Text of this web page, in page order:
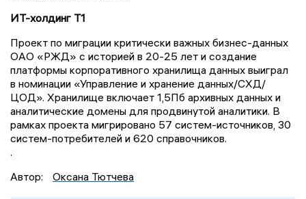
ИТ-холдинг Т1
Проект по миграции критически важных бизнес-данных
ОАО «РЖД» с историей в 20-25 лет и создание
платформы корпоративного хранилища данных выиграл
в номинации «Управление и хранение данных/СХД/
ЦОД». Хранилище включает 1,5Пб архивных данных и
аналитические домены для продвинутой аналитики. В
рамках проекта мигрировано 57 систем-источников, 30
систем-потребителей и 620 справочников.
.
Автор:
Оксана Тютчева